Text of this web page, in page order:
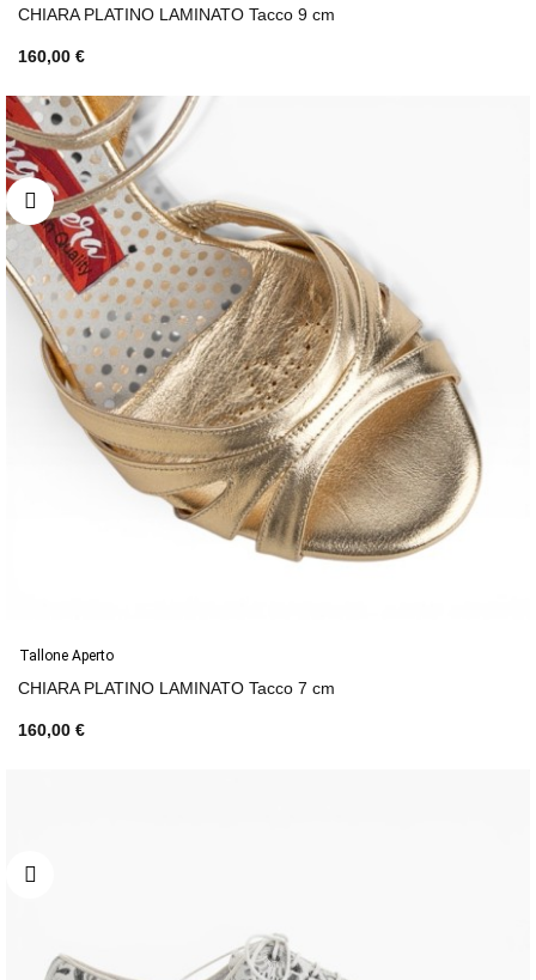
CHIARA PLATINO LAMINATO Tacco 9 cm
160,00 €
Tallone Aperto
CHIARA PLATINO LAMINATO Tacco 7 cm
160,00 €